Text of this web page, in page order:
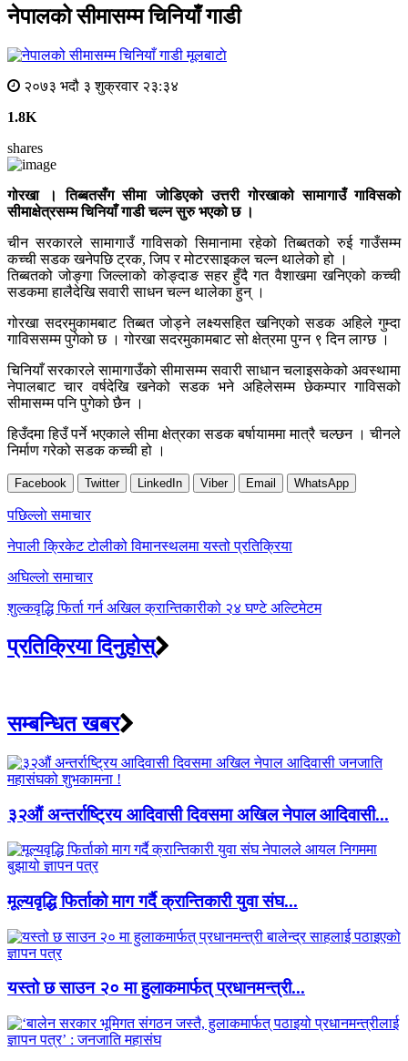
नेपालको सीमासम्म चिनियाँ गाडी
मूलबाटाे
२०७३ भदौ ३ शुक्रवार २३:३४
1.8K
shares
गोरखा । तिब्बतसँग सीमा जोडिएको उत्तरी गोरखाको सामागाउँ गाविसको
सीमाक्षेत्रसम्म चिनियाँ गाडी चल्न सुरु भएको छ ।
चीन सरकारले सामागाउँ गाविसको सिमानामा रहेको तिब्बतको रुई गाउँसम्म
कच्ची सडक खनेपछि ट्रक, जिप र मोटरसाइकल चल्न थालेको हो ।
तिब्बतको जोङ्गा जिल्लाको कोङ्दाङ सहर हुँदै गत वैशाखमा खनिएको कच्ची
सडकमा हालैदेखि सवारी साधन चल्न थालेका हुन् ।
गोरखा सदरमुकामबाट तिब्बत जोड्ने लक्ष्यसहित खनिएको सडक अहिले गुम्दा
गाविससम्म पुगेको छ । गोरखा सदरमुकामबाट सो क्षेत्रमा पुग्न ९ दिन लाग्छ ।
चिनियाँ सरकारले सामागाउँको सीमासम्म सवारी साधान चलाइसकेको अवस्थामा
नेपालबाट चार वर्षदेखि खनेको सडक भने अहिलेसम्म छेकम्पार गाविसको
सीमासम्म पनि पुगेको छैन ।
हिउँदमा हिउँ पर्ने भएकाले सीमा क्षेत्रका सडक बर्षायाममा मात्रै चल्छन । चीनले
निर्माण गरेको सडक कच्ची हो ।
Facebook Twitter LinkedIn Viber Email WhatsApp
Post
navigation
पछिल्लाे समाचार
नेपाली क्रिकेट टोलीको विमानस्थलमा यस्तो प्रतिक्रिया
अघिल्लाे समाचार
शुल्कवृद्धि फिर्ता गर्न अखिल क्रान्तिकारीको २४ घण्टे अल्टिमेटम
प्रतिक्रिया दिनुहोस्
सम्बन्धित खबर
३२औं अन्तर्राष्ट्रिय आदिवासी दिवसमा अखिल नेपाल आदिवासी...
मूल्यवृद्धि फिर्ताको माग गर्दै क्रान्तिकारी युवा संघ...
यस्तो छ साउन २० मा हुलाकमार्फत् प्रधानमन्त्री...